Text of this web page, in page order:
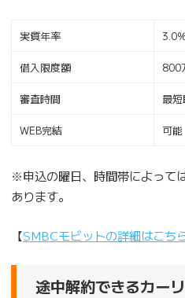
実質年率 3.0
借入限度額 800
審査時間 最
WEB完結 可能
※申込の曜日、時間帯によって
あります。
【SMBCモビットの詳細はこち
途中解約できるカー